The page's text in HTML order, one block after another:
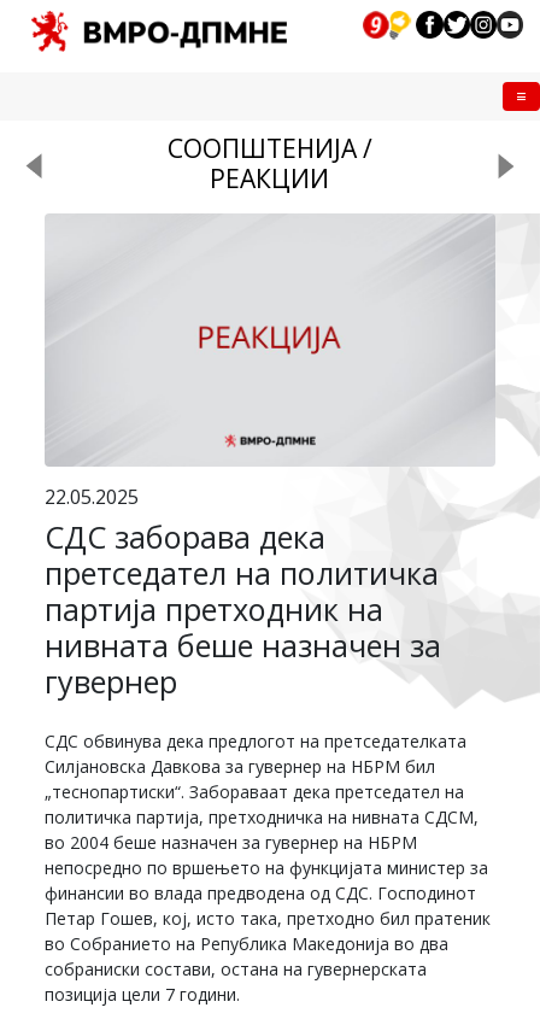
СООПШТЕНИЈА /
РЕАКЦИИ
22.05.2025
СДС заборава дека
претседател на политичка
партија претходник на
нивната беше назначен за
гувернер
СДС обвинува дека предлогот на претседателката
Силјановска Давкова за гувернер на НБРМ бил
„теснопартиски“. Забораваат дека претседател на
политичка партија, претходничка на нивната СДСМ,
во 2004 беше назначен за гувернер на НБРМ
непосредно по вршењето на функцијата министер за
финансии во влада предводена од СДС. Господинот
Петар Гошев, кој, исто така, претходно бил пратеник
во Собранието на Република Македонија во два
собраниски состави, остана на гувернерската
позиција цели 7 години.